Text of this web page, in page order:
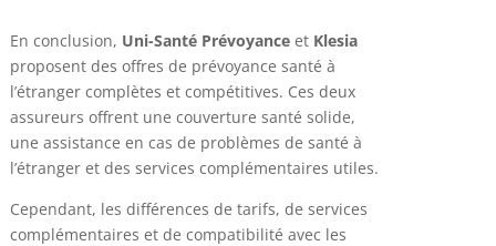
En conclusion, Uni-Santé Prévoyanceet Klesia
proposent des offres de prévoyance santé à
l’étranger complètes et compétitives. Ces deux
assureurs offrent une couverture santé solide,
une assistance en cas de problèmes de santé à
l’étranger et des services complémentaires utiles.
Cependant, les différences de tarifs, de services
complémentaires et de compatibilité avec les